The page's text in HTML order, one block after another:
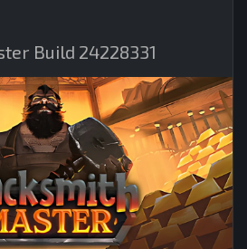
Build 24228331